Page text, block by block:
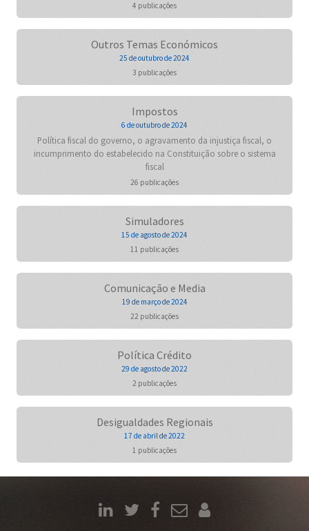
4 publicações
Outros Temas Económicos
25 de outubro de 2024
3 publicações
Impostos
6 de outubro de 2024
Política fiscal do governo, o agravamento da injustiça fiscal, o
incumprimento do estabelecido na Constituição sobre o sistema
fiscal
26 publicações
Simuladores
15 de agosto de 2024
11 publicações
Comunicação e Media
19 de março de 2024
22 publicações
Política Crédito
29 de agosto de 2022
2 publicações
Desigualdades Regionais
17 de abril de 2022
1 publicações